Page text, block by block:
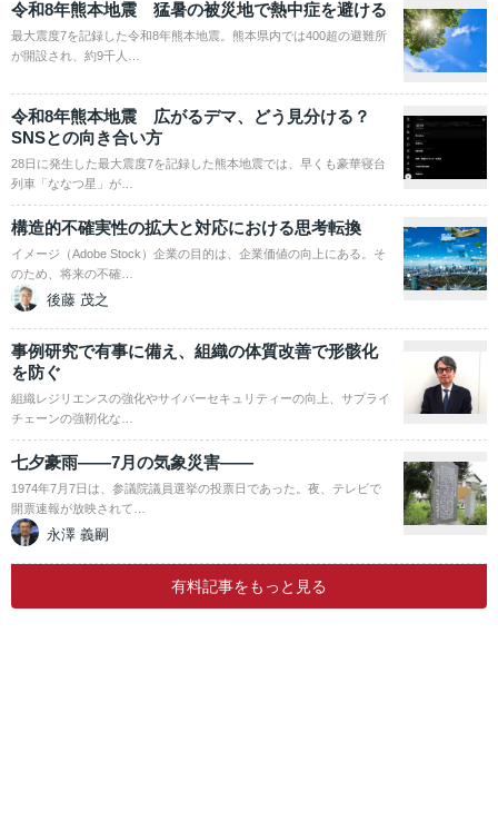
令和8年熊本地震 猛暑の被災地で熱中症を避ける
最大震度7を記録した令和8年熊本地震。熊本県内では400超の避難所
が開設され、約9千人…
令和8年熊本地震 広がるデマ、どう見分ける？
SNSとの向き合い方
28日に発生した最大震度7を記録した熊本地震では、早くも豪華寝台
列車「ななつ星」が…
構造的不確実性の拡大と対応における思考転換
イメージ（Adobe Stock）企業の目的は、企業価値の向上にある。そ
のため、将来の不確…
後藤 茂之
事例研究で有事に備え、組織の体質改善で形骸化
を防ぐ
組織レジリエンスの強化やサイバーセキュリティーの向上、サプライ
チェーンの強靭化な…
七夕豪雨――7月の気象災害――
1974年7月7日は、参議院議員選挙の投票日であった。夜、テレビで
開票速報が放映されて…
永澤 義嗣
有料記事をもっと見る